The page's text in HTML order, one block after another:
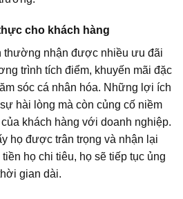
cho khách hàng
thường nhận được nhiều ưu đãi
trình tích điểm, khuyến mãi đặc
sóc cá nhân hóa. Những lợi ích
hài lòng mà còn củng cố niềm
khách hàng với doanh nghiệp.
họ được trân trọng và nhận lại
họ chi tiêu, họ sẽ tiếp tục ủng
gian dài.